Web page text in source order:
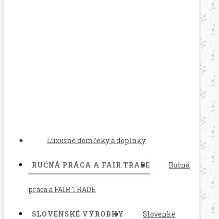
Luxusné domčeky a doplnky
RUČNÁ PRÁCA A FAIR TRADE Ručná
práca a FAIR TRADE
SLOVENSKÉ VÝROBKY Slovenké